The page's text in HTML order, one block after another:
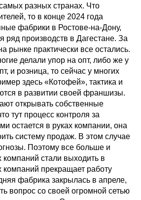
разных странах. Что
то в конце 2024 года
фабрики в Ростове-на-Дону,
ряд производств в Дагестане. За
рынке практически все остались.
делали упор на опт, либо же у
и розница, то сейчас у многих
здесь «Котофей», тактика и
в развитии своей франшизы.
открывать собственные
тут процесс контроля за
остается в руках компании, она
систему продаж. В этом случае
Поэтому все больше и
компаний стали выходить в
компаний прекращает работу
фабрика закрылась в апреле,
вопрос со своей огромной сетью